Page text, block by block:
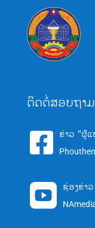
ຕິດຕໍ່ສອບຖາມ
 ຂ່າວ "ຜູ້
 ຊ່ອງຂ່າ